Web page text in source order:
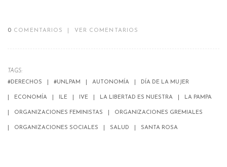
0 COMENTARIOS VER COMENTARIOS
TAGS:
#DERECHOS
#UNLPAM AUTONOMÍA DÍA DE LA MUJER
ECONOMÍA ILE IVE LA LIBERTAD ES NUESTRA LA PAMPA
ORGANIZACIONES FEMINISTAS ORGANIZACIONES GREMIALES
ORGANIZACIONES SOCIALES SALUD SANTA ROSA